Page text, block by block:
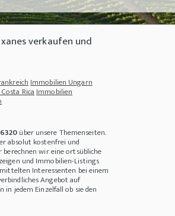
- das sollten Sie wissen
verkaufen und
Immobilien Ungarn
RicaImmobilien
über unsere Themenseiten.
absolut kostenfrei und
wir eine ortsübliche
und Immobilien-Listings
Interessenten bei einem
Angebot auf
in jedem Einzelfall ob sie den